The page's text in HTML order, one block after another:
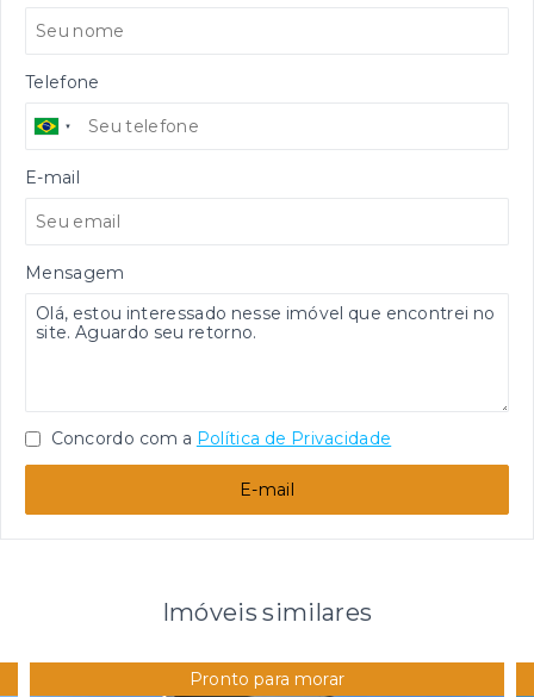
Telefone
E-mail
Mensagem
Concordo com a Política de Privacidade
E-mail
Imóveis similares
Pronto para morar